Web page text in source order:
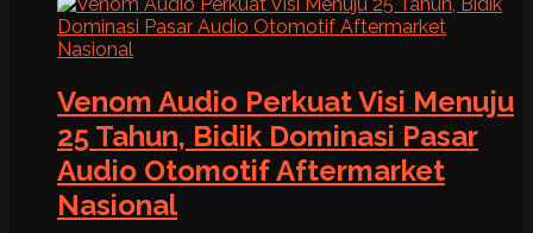
Venom Audio Perkuat Visi Menuju
25 Tahun, Bidik Dominasi Pasar
Audio Otomotif Aftermarket
Nasional